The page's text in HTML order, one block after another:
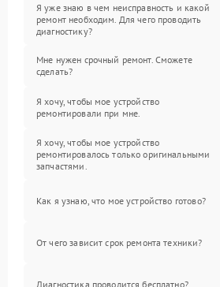
Я уже знаю в чем неисправность и какой
ремонт необходим. Для чего проводить
диагностику?
Мне нужен срочный ремонт. Сможете
сделать?
Я хочу, чтобы мое устройство
ремонтировали при мне.
Я хочу, чтобы мое устройство
ремонтировалось только оригинальными
запчастями.
Как я узнаю, что мое устройство готово?
От чего зависит срок ремонта техники?
Диагностика проводится бесплатно?